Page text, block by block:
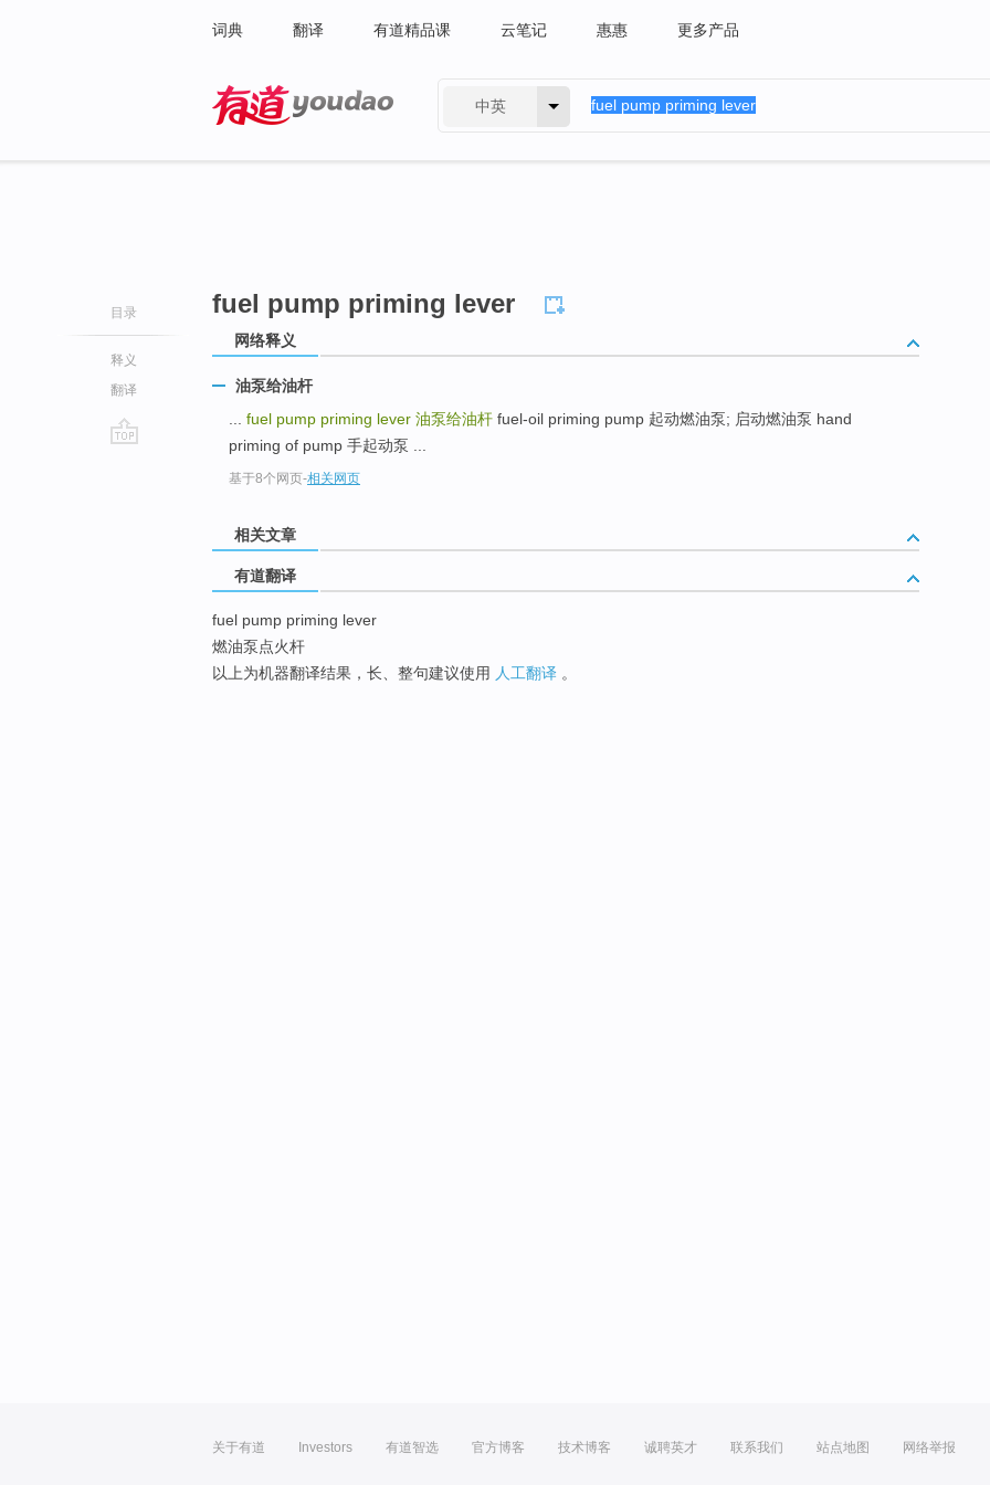
词典 翻译 有道精品课 云笔记 惠惠 更多产品
中英
目录
释义
翻译
fuel pump priming lever
网络释义
油泵给油杆
fuel pump priming lever 油泵给油杆 fuel-oil priming pump 起动燃油泵; 启动燃油泵 hand
priming of pump 手起动泵 ...
基于8个网页-相关网页
相关文章
有道翻译
fuel pump priming lever
燃油泵点火杆
以上为机器翻译结果，长、整句建议使用 人工翻译 。
关于有道 Investors 有道智选 官方博客 技术博客 诚聘英才 联系我们 站点地图 网络举报